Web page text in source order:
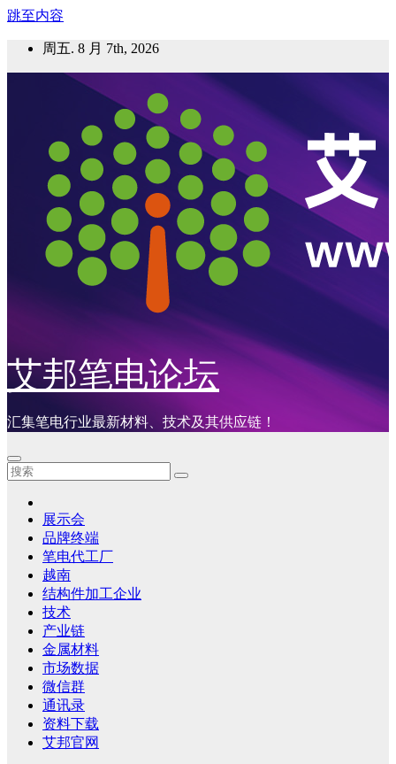
跳至内容
周五. 8 月 7th, 2026
艾邦笔电论坛
汇集笔电行业最新材料、技术及其供应链！
展示会
品牌终端
笔电代工厂
越南
结构件加工企业
技术
产业链
金属材料
市场数据
微信群
通讯录
资料下载
艾邦官网